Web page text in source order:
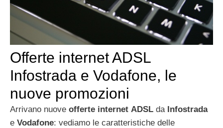
Offerte internet ADSL
Infostrada e Vodafone, le
nuove promozioni
Arrivano nuove offerte internet ADSL da Infostrada
e Vodafone: vediamo le caratteristiche delle